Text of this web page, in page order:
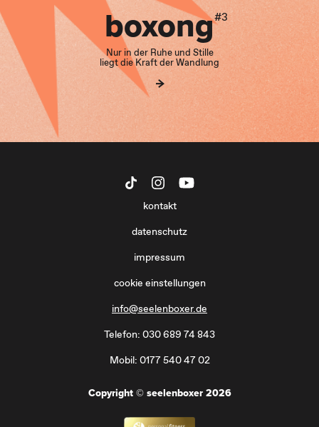
boxong#3
Nur in der Ruhe und Stille
liegt die Kraft der Wandlung
Copyright © seelenboxer 2026
kontakt
datenschutz
impressum
cookie einstellungen
info@seelenboxer.de
Telefon: 030 689 74 843
Mobil: 0177 540 47 02